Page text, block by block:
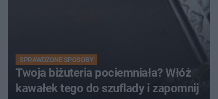
SPRAWDZONE SPOSOBY
Twoja biżuteria pociemniała? Włóż
kawałek tego do szuflady i zapomnij